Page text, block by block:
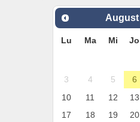
August
Lu Ma Mi Jo
3
4 5 6
10
11 12 13
17
18 19 20